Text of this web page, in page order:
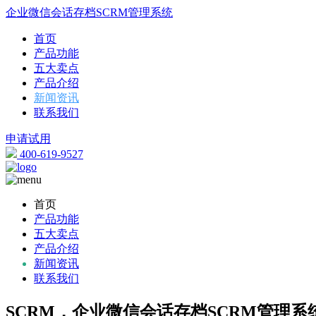
企业微信会话存档SCRM管理系统
首页
产品功能
五大卖点
产品介绍
新闻资讯
联系我们
申请试用
400-619-9527
首页
产品功能
五大卖点
产品介绍
新闻资讯
联系我们
SCRM，企业微信会话存档SCRM管理系